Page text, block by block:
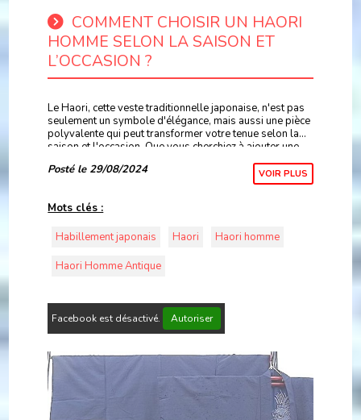
COMMENT CHOISIR UN HAORI
HOMME SELON LA SAISON ET
L’OCCASION ?
Le Haori, cette veste traditionnelle japonaise, n'est pas
seulement un symbole d'élégance, mais aussi une pièce
polyvalente qui peut transformer votre tenue selon la
saison et l'occasion. Que vous cherchiez à ajouter une
Posté le 29/08/2024 VOIR PLUS
Mots clés :
Habillement japonais
Haori
Haori homme
Haori Homme Antique
Facebook est désactivé. Autoriser